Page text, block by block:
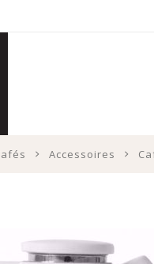
Accessoires